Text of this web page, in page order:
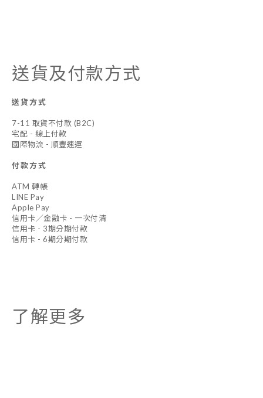
送貨及付款方式
送貨方式
7-11 取貨不付款 (B2C)
宅配 - 線上付款
國際物流 - 順豐速運
付款方式
ATM 轉帳
LINE Pay
Apple Pay
信用卡／金融卡 - 一次付清
信用卡 - 3期分期付款
信用卡 - 6期分期付款
了解更多